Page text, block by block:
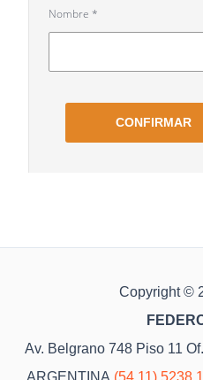
Copyright ©
Av. Belgrano 748 Piso 11